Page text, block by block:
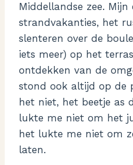
Middellandse zee.
strandvakanties, het
slenteren over de
iets meer) op het
ontdekken van de
stond ook altijd op de
het niet, het beetje as
lukte me niet om het
het lukte me niet om
laten.